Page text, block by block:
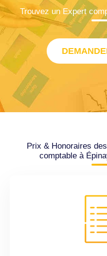
Trouvez un Expert
Prix & Honoraires
comptable à